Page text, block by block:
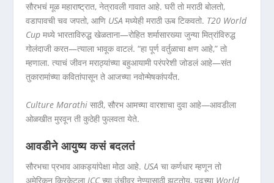
सौरभचं मूळ महाराष्ट्रात, नेत्रावली गावात आहे. घरी तो मराठी बोलतो,
वडापावची चव जपतो, आणि USA मध्येही मराठी ऊब टिकवतो. T20 World
Cup मध्ये भारताविरुद्ध खेळताना—रोहित शर्मासारख्या जुन्या मित्रांविरुद्ध
गोलंदाजी करत—त्याला भावूक वाटलं. “हा पूर्ण वर्तुळाचा क्षण आहे,” तो
म्हणाला. त्याचं जीवन मराठ्यांच्या बहुआयामी परंपरेशी जोडलं आहे—संत
तुकारामांच्या कवितांपासून ते आजच्या नवोन्मेषकांपर्यंत.
Culture Marathi साठी, सौरभ आमच्या वारशाचा दुवा आहे—आवडीला
ओळखीत मुरवून ती कुठेही फुलवता येते.
आवडीने आयुष्य कसं बदलतं
सौरभचा प्रभाव आकड्यांपेक्षा मोठा आहे. USA चा कर्णधार म्हणून तो
अमेरिकन क्रिकेटलाICCच्या उंचीवर नेण्यासाठी झटतोय, पुढच्या World